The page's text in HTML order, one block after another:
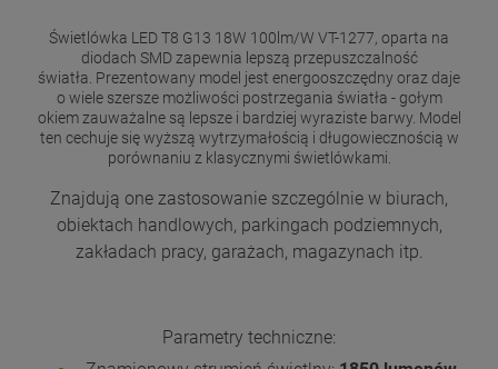
Świetlówka LED T8 G13 18W 100lm/W VT-1277, oparta na
diodach SMD zapewnia lepszą przepuszczalność
światła. Prezentowany model jest energooszczędny oraz daje
o wiele szersze możliwości postrzegania światła - gołym
okiem zauważalne są lepsze i bardziej wyraziste barwy. Model
ten cechuje się wyższą wytrzymałością i długowiecznością w
porównaniu z klasycznymi świetlówkami.
Znajdują one zastosowanie szczególnie w biurach,
obiektach handlowych, parkingach podziemnych,
zakładach pracy, garażach, magazynach itp.
Parametry techniczne: